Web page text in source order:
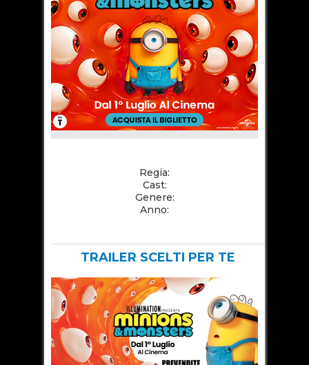
Regia:
Cast:
Genere:
Anno:
TRAILER SCELTI PER TE